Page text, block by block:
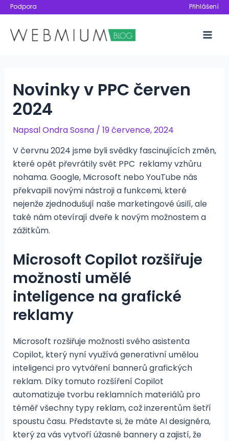
Přeskočit
obsah
Podpora Přihlášení
Novinky v PPC červen
2024
NapsalOndra Sosna / 19 července, 2024
V červnu 2024 jsme byli svědky fascinujících změn,
které opět převrátily svět PPC reklamy vzhůru
nohama. Google, Microsoft nebo YouTube nás
překvapili novými nástroji a funkcemi, které
nejenže zjednodušují naše marketingové úsilí, ale
také nám otevírají dveře k novým možnostem a
zážitkům.
Microsoft Copilot rozšiřuje
možnosti umělé
inteligence na grafické
reklamy
Microsoft rozšiřuje možnosti svého asistenta
Copilot, který nyní využívá generativní umělou
inteligenci pro vytváření bannerů grafických
reklam. Díky tomuto rozšíření Copilot
automatizuje tvorbu reklamních materiálů pro
téměř všechny typy reklam, což inzerentům šetří
spoustu času. Představte si, že máte AI designéra,
který za vás vytvoří úžasné bannery a zajistí, že